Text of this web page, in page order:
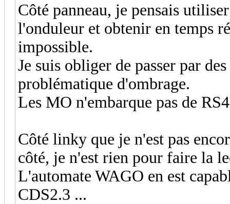
Côté panneau, je pensais
l'onduleur et obtenir en temps
impossible.
Je suis obliger de passer par
problématique d'ombrage.
Les MO n'embarque pas de
Côté linky que je n'est pas
côté, je n'est rien pour faire la
L'automate WAGO en est
CDS2.3 ...